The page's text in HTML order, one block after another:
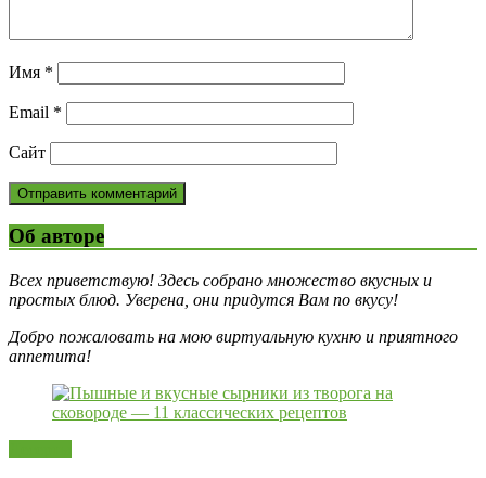
Имя *
Email *
Сайт
Об авторе
Всех приветствую! Здесь собрано множество вкусных и
простых блюд. Уверена, они придутся Вам по вкусу!
Добро пожаловать на мою виртуальную кухню и приятного
аппетита!